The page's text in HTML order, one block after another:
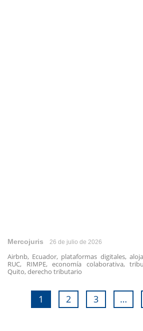
Mercojuris 26 de julio de 2026
Airbnb, Ecuador, plataformas digitales,
RUC, RIMPE, economía colaborativa,
Quito, derecho tributario
1 2 3 …